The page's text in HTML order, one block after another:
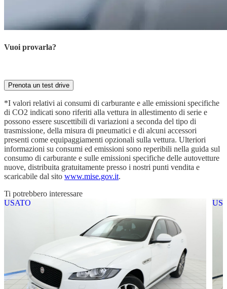
Vuoi provarla?
Prenota un test drive
*I valori relativi ai consumi di carburante e alle emissioni specifiche
di CO2 indicati sono riferiti alla vettura in allestimento di serie e
possono essere suscettibili di variazioni a seconda del tipo di
trasmissione, della misura di pneumatici e di alcuni accessori
presenti come equipaggiamenti opzionali sulla vettura. Ulteriori
informazioni su consumi ed emissioni sono reperibili nella guida sul
consumo di carburante e sulle emissioni specifiche delle autovetture
nuove, distribuita gratuitamente presso i nostri punti vendita e
scaricabile dal sito www.mise.gov.it.
Ti potrebbero interessare
USATO